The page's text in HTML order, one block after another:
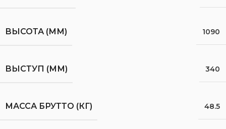
ВЫСОТА (ММ) 1090
ВЫСТУП (ММ) 340
МАССА БРУТТО (КГ) 48.5